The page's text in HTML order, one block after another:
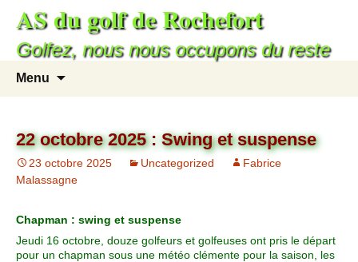
AS du golf de Rochefort
Golfez, nous nous occupons du reste
Menu
22 octobre 2025 : Swing et suspense
23 octobre 2025 Uncategorized
Fabrice
Malassagne
Chapman : swing et suspense
Jeudi 16 octobre, douze golfeurs et golfeuses ont pris le départ
pour un chapman sous une météo clémente pour la saison, les